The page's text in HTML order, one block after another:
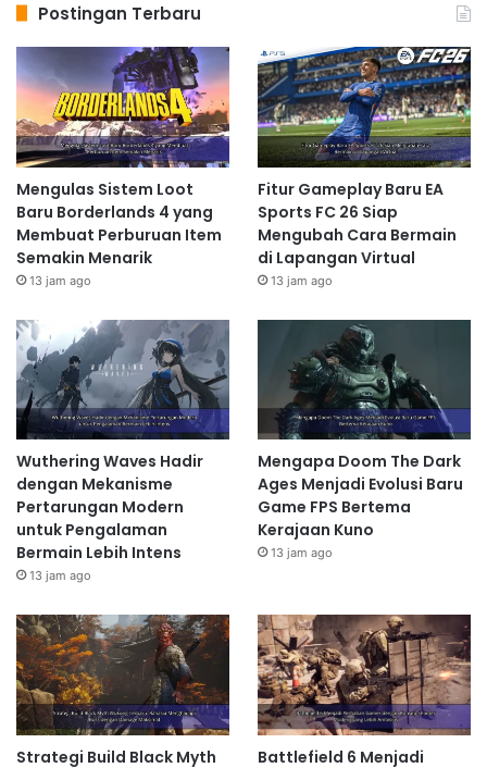
Postingan Terbaru
Mengulas Sistem Loot
Baru Borderlands 4 yang
Membuat Perburuan Item
Semakin Menarik
13 jam ago
Fitur Gameplay Baru EA
Sports FC 26 Siap
Mengubah Cara Bermain
di Lapangan Virtual
13 jam ago
Wuthering Waves Hadir
dengan Mekanisme
Pertarungan Modern
untuk Pengalaman
Bermain Lebih Intens
13 jam ago
Mengapa Doom The Dark
Ages Menjadi Evolusi Baru
Game FPS Bertema
Kerajaan Kuno
13 jam ago
Strategi Build Black Myth Battlefield 6 Menjadi